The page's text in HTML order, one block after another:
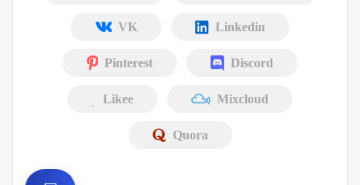
VK Linkedin
Pinterest Discord
Likee Mixcloud
Quora